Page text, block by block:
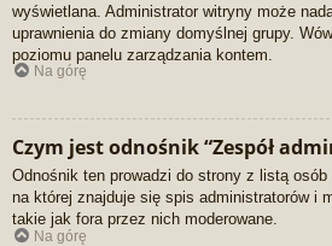
wyświetlana. Administrator witryny może
uprawnienia do zmiany domyślnej grupy.
poziomu panelu zarządzania kontem.
Na górę
Czym jest odnośnik “Zespół
Odnośnik ten prowadzi do strony z listą
na której znajduje się spis administratorów i
takie jak fora przez nich moderowane.
Na górę